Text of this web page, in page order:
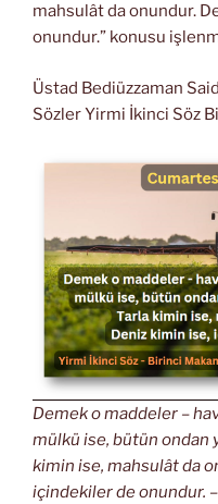
mahsulât da onundur.
onundur.” konusu
Üstad Bediüzzaman
Sözler Yirmi İkinci Söz
Demek o maddeler –
mülkü ise, bütün ondan
kimin ise, mahsulât da
içindekiler de onundur.